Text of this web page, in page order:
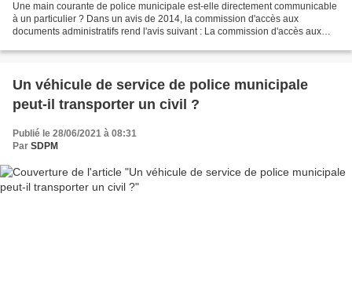
Une main courante de police municipale est-elle directement communicable
à un particulier ? Dans un avis de 2014, la commission d'accès aux
documents administratifs rend l'avis suivant : La commission d'accès aux
Un véhicule de service de police municipale
peut-il transporter un civil ?
Publié le 28/06/2021 à 08:31
Par SDPM